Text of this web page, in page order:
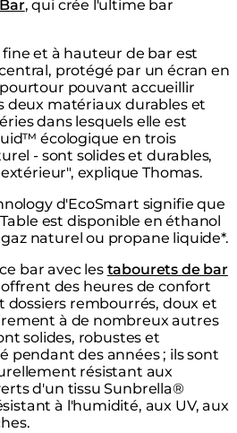
, qui crée l'ultime bar
et à hauteur de bar est
protégé par un écran en
pouvant accueillir
deux matériaux durables et
dans lesquels elle est
écologique en trois
- sont solides et durables,
explique Thomas.
d'EcoSmart signifie que
est disponible en éthanol
naturel ou propane liquide*.
bar avec les tabourets de bar
offrent des heures de confort
dossiers rembourrés, doux et
à de nombreux autres
solides, robustes et
pendant des années ; ils sont
résistant aux
d'un tissu Sunbrella®
à l'humidité, aux UV, aux